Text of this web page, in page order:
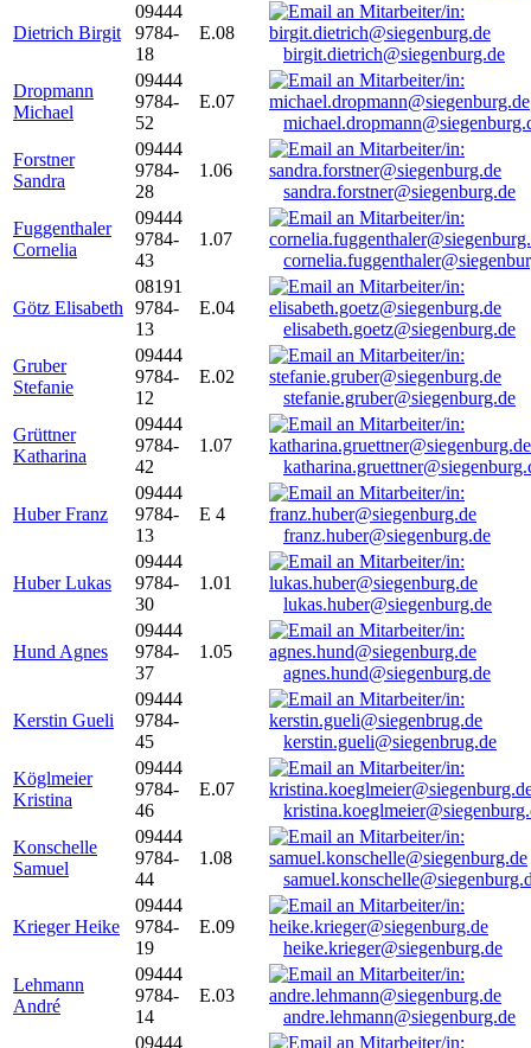
Dietrich Birgit
09444
9784-
18
E.08
birgit.dietrich@siegenburg.de
Dropmann
Michael
09444
9784-
52
E.07
Forstner
Sandra
09444
9784-
28
1.06
sandra.forstner@siegenburg.de
Fuggenthaler
Cornelia
09444
9784-
43
1.07
Götz Elisabeth
08191
9784-
13
E.04
elisabeth.goetz@siegenburg.de
Gruber
Stefanie
09444
9784-
12
E.02
stefanie.gruber@siegenburg.de
Grüttner
Katharina
09444
9784-
42
1.07
Huber Franz
09444
9784-
13
E 4
franz.huber@siegenburg.de
Huber Lukas
09444
9784-
30
1.01
lukas.huber@siegenburg.de
Hund Agnes
09444
9784-
37
1.05
agnes.hund@siegenburg.de
Kerstin Gueli
09444
9784-
45
kerstin.gueli@siegenbrug.de
Köglmeier
Kristina
09444
9784-
46
E.07
Konschelle
Samuel
09444
9784-
44
1.08
Krieger Heike
09444
9784-
19
E.09
heike.krieger@siegenburg.de
Lehmann
André
09444
9784-
14
E.03
andre.lehmann@siegenburg.de
09444